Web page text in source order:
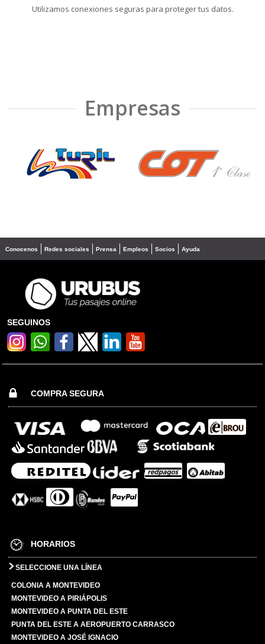
Utilizamos conexiones seguras para proteger tus datos.
Empresas
❮ ❯
Conocenos Redes sociales Prensa Empleos Socios Ayuda
SEGUINOS
COMPRA SEGURA
HORARIOS
SELECCIONE UNA LÍNEA
COLONIA A MONTEVIDEO
MONTEVIDEO A PIRIÁPOLIS
MONTEVIDEO A PUNTA DEL ESTE
PUNTA DEL ESTE A AEROPUERTO CARRASCO
MONTEVIDEO A JOSÉ IGNACIO